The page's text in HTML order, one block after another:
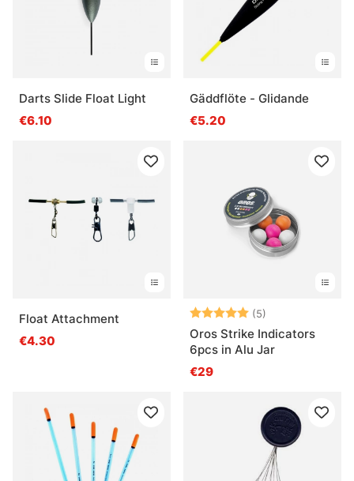
Darts Slide Float Light
€6.10
Gäddflöte - Glidande
€5.20
Float Attachment
€4.30
Beoordeling:
(5)
Oros Strike Indicators
6pcs in Alu Jar
€29